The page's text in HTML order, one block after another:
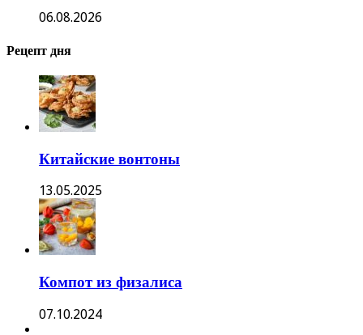
06.08.2026
Рецепт дня
Китайские вонтоны
13.05.2025
Компот из физалиса
07.10.2024